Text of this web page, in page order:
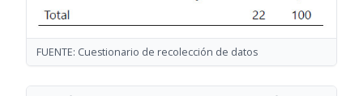
FUENTE: Cuestionario de recolección de datos